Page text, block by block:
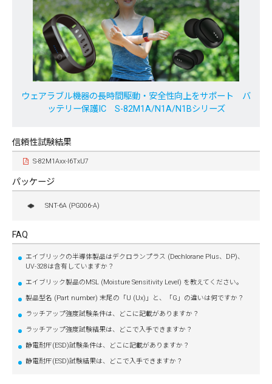
ウェアラブル機器の長時間駆動・安全性向上をサポート バ
ッテリー保護IC S-82M1A/N1A/N1Bシリーズ
信頼性試験結果
S-82M1Axx-I6TxU7
パッケージ
SNT-6A (PG006-A)
FAQ
エイブリックの半導体製品はデクロランプラス (Dechlorane Plus、DP)、
UV-328は含有していますか？
エイブリック製品のMSL (Moisture Sensitivity Level) を教えてください。
製品型名 (Part number) 末尾の「U (Ux)」と、「G」の違いは何ですか？
ラッチアップ強度試験条件は、どこに記載がありますか？
ラッチアップ強度試験結果は、どこで入手できますか？
静電耐圧(ESD)試験条件は、どこに記載がありますか？
静電耐圧(ESD)試験結果は、どこで入手できますか？